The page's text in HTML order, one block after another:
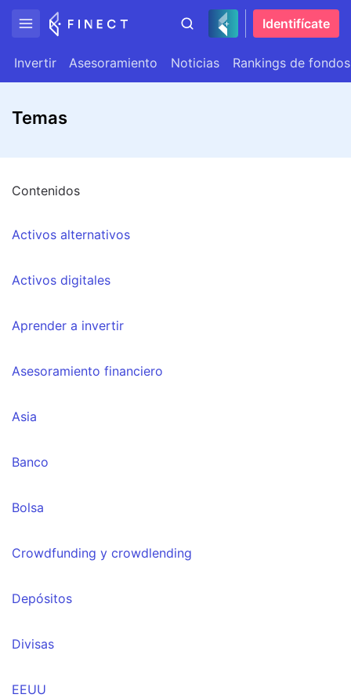
Identifícate
Invertir Asesoramiento Noticias Rankings de fondos
Temas
Contenidos
Activos alternativos
Activos digitales
Aprender a invertir
Asesoramiento financiero
Asia
Banco
Bolsa
Crowdfunding y crowdlending
Depósitos
Divisas
EEUU